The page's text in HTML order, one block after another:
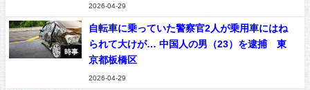
2026-04-29
時事
自転車に乗っていた警察官2人が乗用車にはね
られて大けが… 中国人の男（23）を逮捕 東
京都板橋区
2026-04-29